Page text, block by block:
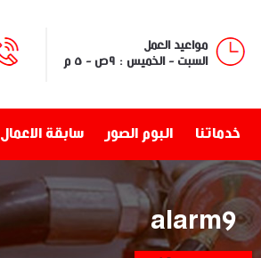
مواعيد العمل
السبت - الخميس : ٩ص - ٥ م
خدماتنا البوم الصور سابقة الاعمال
alarm9